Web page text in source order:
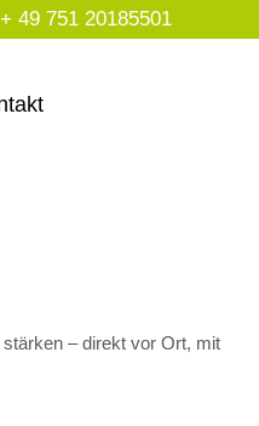
+ 49 751 20185501
– direkt vor Ort, mit